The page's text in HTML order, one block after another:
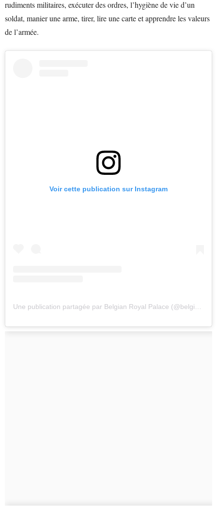
rudiments militaires, exécuter des ordres, l’hygiène de vie d’un
soldat, manier une arme, tirer, lire une carte et apprendre les valeurs
de l’armée.
Voir cette publication sur Instagram